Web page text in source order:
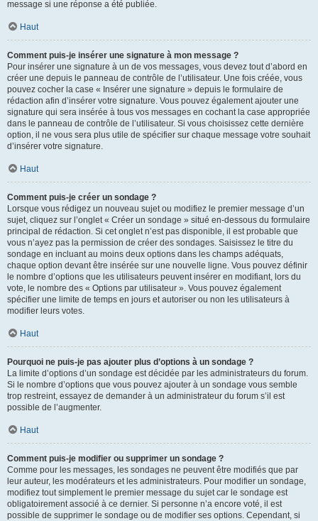
message si une réponse a été publiée.
Haut
Comment puis-je insérer une signature à mon message ?
Pour insérer une signature à un de vos messages, vous devez tout d’abord en
créer une depuis le panneau de contrôle de l’utilisateur. Une fois créée, vous
pouvez cocher la case « Insérer une signature » depuis le formulaire de
rédaction afin d’insérer votre signature. Vous pouvez également ajouter une
signature qui sera insérée à tous vos messages en cochant la case appropriée
dans le panneau de contrôle de l’utilisateur. Si vous choisissez cette dernière
option, il ne vous sera plus utile de spécifier sur chaque message votre souhait
d’insérer votre signature.
Haut
Comment puis-je créer un sondage ?
Lorsque vous rédigez un nouveau sujet ou modifiez le premier message d’un
sujet, cliquez sur l’onglet « Créer un sondage » situé en-dessous du formulaire
principal de rédaction. Si cet onglet n’est pas disponible, il est probable que
vous n’ayez pas la permission de créer des sondages. Saisissez le titre du
sondage en incluant au moins deux options dans les champs adéquats,
chaque option devant être insérée sur une nouvelle ligne. Vous pouvez définir
le nombre d’options que les utilisateurs peuvent insérer en modifiant, lors du
vote, le nombre des « Options par utilisateur ». Vous pouvez également
spécifier une limite de temps en jours et autoriser ou non les utilisateurs à
modifier leurs votes.
Haut
Pourquoi ne puis-je pas ajouter plus d’options à un sondage ?
La limite d’options d’un sondage est décidée par les administrateurs du forum.
Si le nombre d’options que vous pouvez ajouter à un sondage vous semble
trop restreint, essayez de demander à un administrateur du forum s’il est
possible de l’augmenter.
Haut
Comment puis-je modifier ou supprimer un sondage ?
Comme pour les messages, les sondages ne peuvent être modifiés que par
leur auteur, les modérateurs et les administrateurs. Pour modifier un sondage,
modifiez tout simplement le premier message du sujet car le sondage est
obligatoirement associé à ce dernier. Si personne n’a encore voté, il est
possible de supprimer le sondage ou de modifier ses options. Cependant, si